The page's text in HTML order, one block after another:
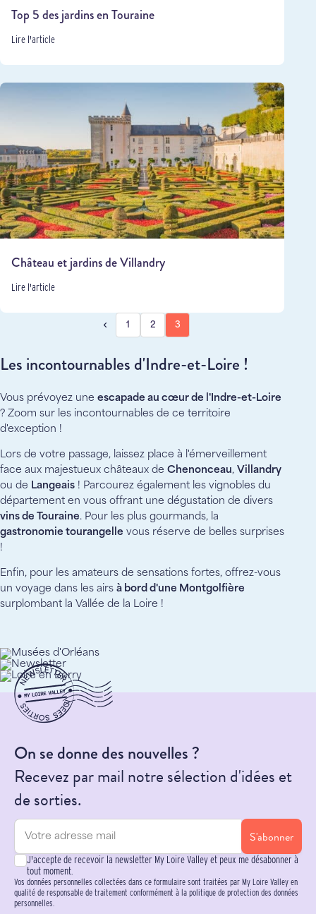
Top 5 des jardins en Touraine
Lire l'article
Château et jardins de Villandry
Lire l'article
1 2 3
Les incontournables d'Indre-et-Loire !
Vous prévoyez une escapade au cœur de l'Indre-et-Loire
? Zoom sur les incontournables de ce territoire
d'exception !
Lors de votre passage, laissez place à l'émerveillement
face aux majestueux châteaux de Chenonceau, Villandry
ou de Langeais ! Parcourez également les vignobles du
département en vous offrant une dégustation de divers
vins de Touraine. Pour les plus gourmands, la
gastronomie tourangelle vous réserve de belles surprises
!
Enfin, pour les amateurs de sensations fortes, offrez-vous
un voyage dans les airs à bord d'une Montgolfière
surplombant la Vallée de la Loire !
On se donne des nouvelles ?
Recevez par mail notre sélection d'idées et
de sorties.
S'abonner
J'accepte de recevoir la newsletter My Loire Valley et peux me désabonner à
tout moment.
Vos données personnelles collectées dans ce formulaire sont traitées par My Loire Valley en
qualité de responsable de traitement conformément à la politique de protection des données
personnelles.